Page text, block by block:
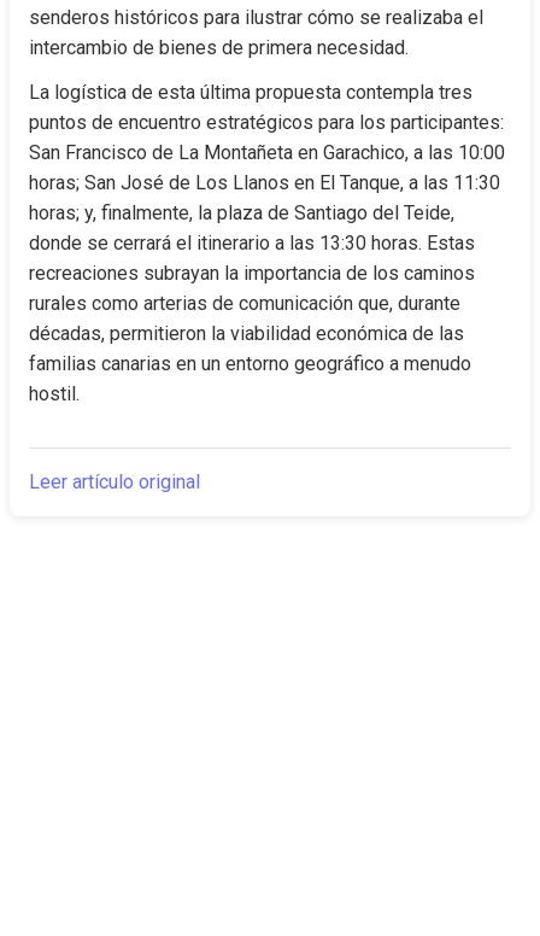
senderos históricos para ilustrar cómo se realizaba el
intercambio de bienes de primera necesidad.
La logística de esta última propuesta contempla tres
puntos de encuentro estratégicos para los participantes:
San Francisco de La Montañeta en Garachico, a las 10:00
horas; San José de Los Llanos en El Tanque, a las 11:30
horas; y, finalmente, la plaza de Santiago del Teide,
donde se cerrará el itinerario a las 13:30 horas. Estas
recreaciones subrayan la importancia de los caminos
rurales como arterias de comunicación que, durante
décadas, permitieron la viabilidad económica de las
familias canarias en un entorno geográfico a menudo
hostil.
Leer artículo original